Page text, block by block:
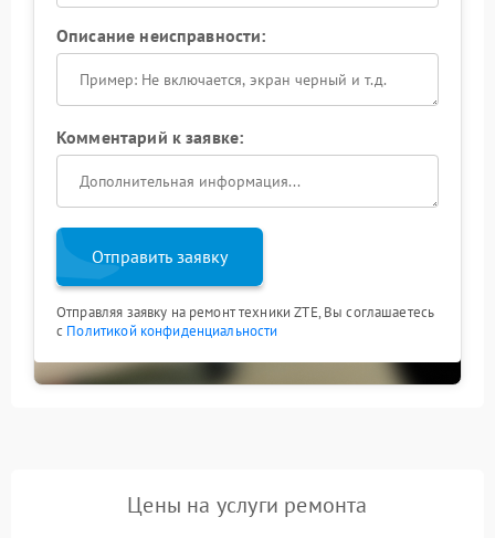
Описание неисправности:
Комментарий к заявке:
Отправить заявку
Отправляя заявку на ремонт техники ZTE, Вы соглашаетесь
с Политикой конфиденциальности
Цены на услуги ремонта